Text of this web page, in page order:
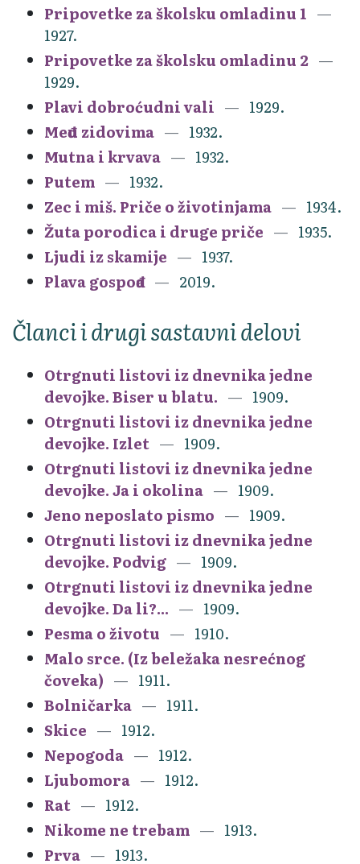
Pripovetke za školsku omladinu 1
1927.
Pripovetke za školsku omladinu 2
1929.
Plavi dobroćudni vali
1929.
Među zidovima
1932.
Mutna i krvava
1932.
Putem
1932.
Zec i miš. Priče o životinjama
1934.
Žuta porodica i druge priče
1935.
Ljudi iz skamije
1937.
Plava gospođa
2019.
Članci i drugi sastavni delovi
Otrgnuti listovi iz dnevnika jedne
devojke. Biser u blatu.
1909.
Otrgnuti listovi iz dnevnika jedne
devojke. Izlet
1909.
Otrgnuti listovi iz dnevnika jedne
devojke. Ja i okolina
1909.
Jeno neposlato pismo
1909.
Otrgnuti listovi iz dnevnika jedne
devojke. Podvig
1909.
Otrgnuti listovi iz dnevnika jedne
devojke. Da li?...
1909.
Pesma o životu
1910.
Malo srce. (Iz beležaka nesrećnog
čoveka)
1911.
Bolničarka
1911.
Skice
1912.
Nepogoda
1912.
Ljubomora
1912.
Rat
1912.
Nikome ne trebam
1913.
Prva
1913.